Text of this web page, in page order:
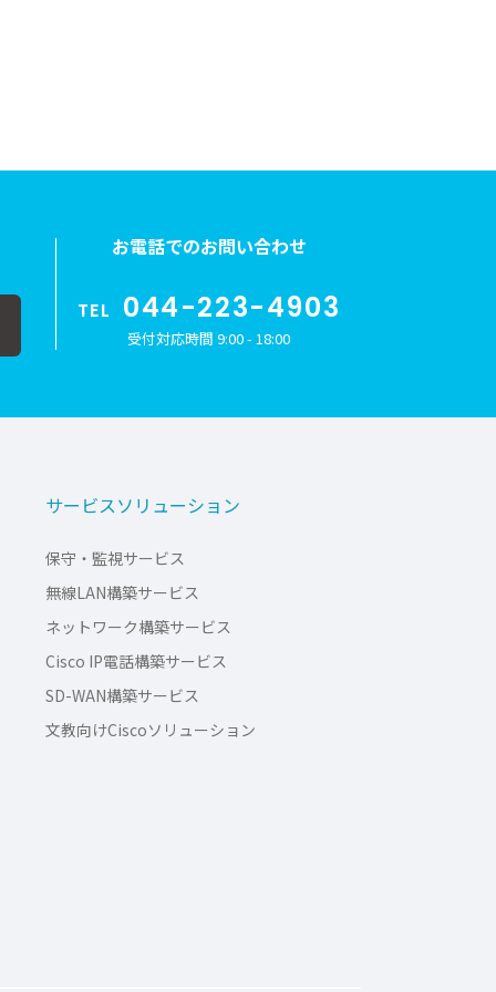
お電話でのお問い合わせ
TEL 044-223-4903
受付対応時間 9:00 - 18:00
サービスソリューション
保守・監視サービス
無線LAN構築サービス
ネットワーク構築サービス
Cisco IP電話構築サービス
SD-WAN構築サービス
文教向けCiscoソリューション